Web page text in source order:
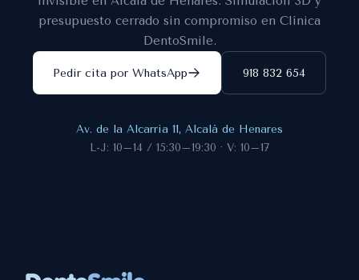
presupuesto cerrado sin compromiso en Clínica
DentoSmile.
Pedir cita por WhatsApp 918 832 654
Av. de la Alcarria 11, Alcalá de Henares
L-J: 10–14 / 15:30–19:30 · V: 10–17